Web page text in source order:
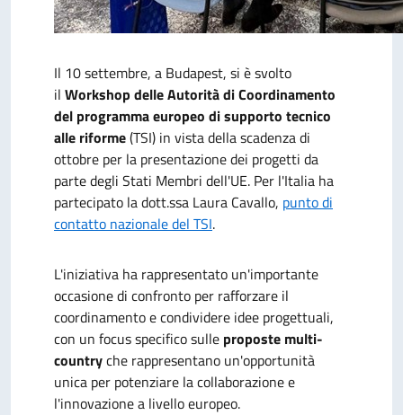
Il 10 settembre, a Budapest, si è svolto
il Workshop delle Autorità di Coordinamento
del programma europeo di supporto tecnico
alle riforme(TSI) in vista della scadenza di
ottobre per la presentazione dei progetti da
parte degli Stati Membri dell'UE. Per l'Italia ha
partecipato la dott.ssa Laura Cavallo, punto di
contatto nazionale del TSI.
L'iniziativa ha rappresentato un'importante
occasione di confronto per rafforzare il
coordinamento e condividere idee progettuali,
con un focus specifico sulle proposte multi-
countryche rappresentano un'opportunità
unica per potenziare la collaborazione e
l'innovazione a livello europeo.